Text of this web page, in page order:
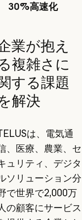
30%高速化
業が抱え
複雑さに
する課題
解決
は、電気通
、医療、農業、セ
ュリティ、デジタ
ソリューション分
で世界で2,000万
の顧客にサービス